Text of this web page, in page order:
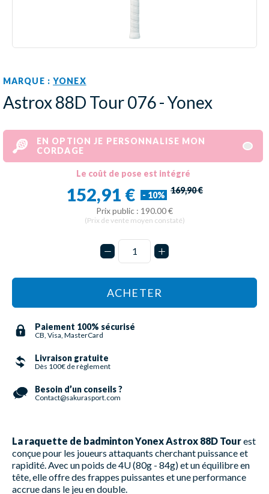
MARQUE :YONEX
Astrox 88D Tour 076 - Yonex
EN OPTION JE PERSONNALISE MON
CORDAGE
Le coût de pose est intégré
152,91 € - 10% 169,90 €
Prix public : 190.00 €
(Prix de vente moyen constaté)
ACHETER
Paiement 100% sécurisé
CB, Visa, MasterCard
Livraison gratuite
Dès 100€ de règlement
Besoin d’un conseils ?
Contact@sakurasport.com
La raquette de badminton Yonex Astrox 88D Tourest
conçue pour les joueurs attaquants cherchant puissance et
rapidité. Avec un poids de 4U (80g - 84g) et un équilibre en
tête, elle offre des frappes puissantes et une performance
accrue dans le jeu en double.